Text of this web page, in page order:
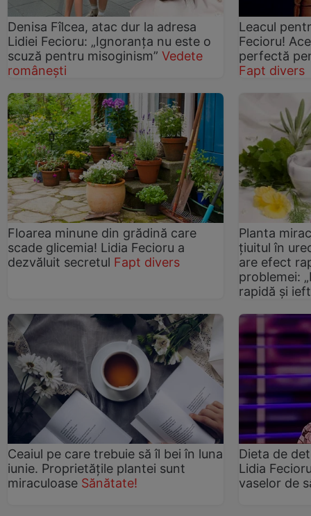
Denisa Fîlcea, atac dur la adresa
Lidiei Fecioru: „Ignoranța nu este o
scuză pentru misoginism” Vedete
românești
Leacul
Fecioru!
perfectă
Fapt divers
Floarea minune din grădină care
scade glicemia! Lidia Fecioru a
dezvăluit secretul Fapt divers
Planta
țiuitul în
are efect
problemei:
rapidă și
Ceaiul pe care trebuie să îl bei în luna
iunie. Proprietățile plantei sunt
miraculoase Sănătate!
Dieta de
Lidia
vaselor de